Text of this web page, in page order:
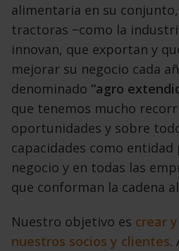
alimentaria en su
tractoras −como la
innovan, que exportan y
mejorar su negocio cada
denominado “agro
que tenemos mucho
oportunidades y sobre
capacidades como entidad
negocio y en todas las
que conforman la cadena
Nuestro objetivo es crear
nuestros socios y clientes.